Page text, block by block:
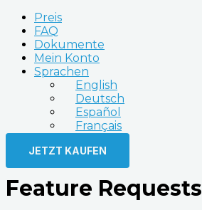
Preis
FAQ
Dokumente
Mein Konto
Sprachen
English
Deutsch
Español
Français
JETZT KAUFEN
Feature Requests